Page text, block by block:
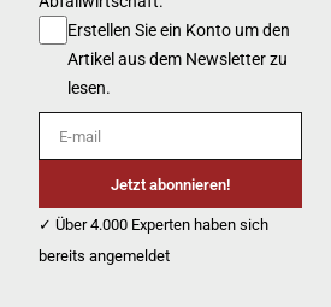
Erstellen Sie ein Konto um den
Artikel aus dem Newsletter zu
lesen.
E-mail
Jetzt abonnieren!
✓ Über 4.000 Experten haben sich
bereits angemeldet